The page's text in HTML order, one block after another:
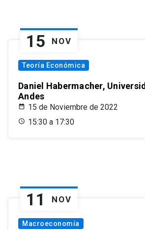
15 NOV
Teoría Económica
Daniel Habermacher,
Andes
15 de Noviembre de 2022
15:30 a 17:30
11 NOV
Macroeconomía